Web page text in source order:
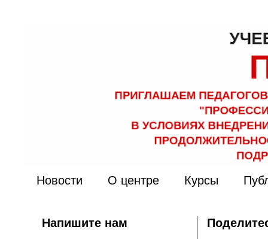
Новости О центре Курсы
Напишите нам